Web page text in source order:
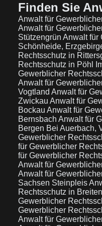
Finden Sie
Anwalt für
Anwalt für
Stützengrün Anwalt für
Schönheide,
Rechtsschutz in
Rechtsschutz in Pöhl
Gewerblicher
Anwalt für
Vogtland Anwalt für
Zwickau Anwalt für
Bockau Anwalt für
Bernsbach Anwalt für
Bergen Bei Auerbach,
Gewerblicher
für Gewerblicher
für Gewerblicher
Anwalt für
Anwalt für
Sachsen Steinpleis
Rechtsschutz in
Gewerblicher
Gewerblicher
Anwalt für